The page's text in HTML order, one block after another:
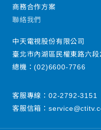
商務合作方案
聯絡我們
中天電視股份有限公司
臺北市內湖區民權東路六段
總機：(02)6600-7766
客服專線： 02-2792-3151
客服信箱：